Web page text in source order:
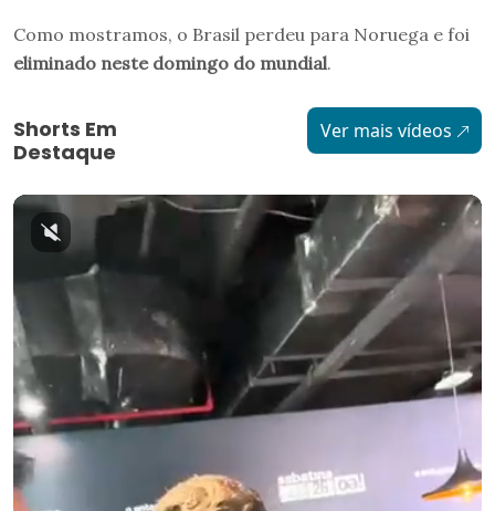
Como mostramos, o Brasil perdeu para Noruega e foi
eliminado neste domingo do mundial.
Shorts Em
Destaque
Ver mais vídeos